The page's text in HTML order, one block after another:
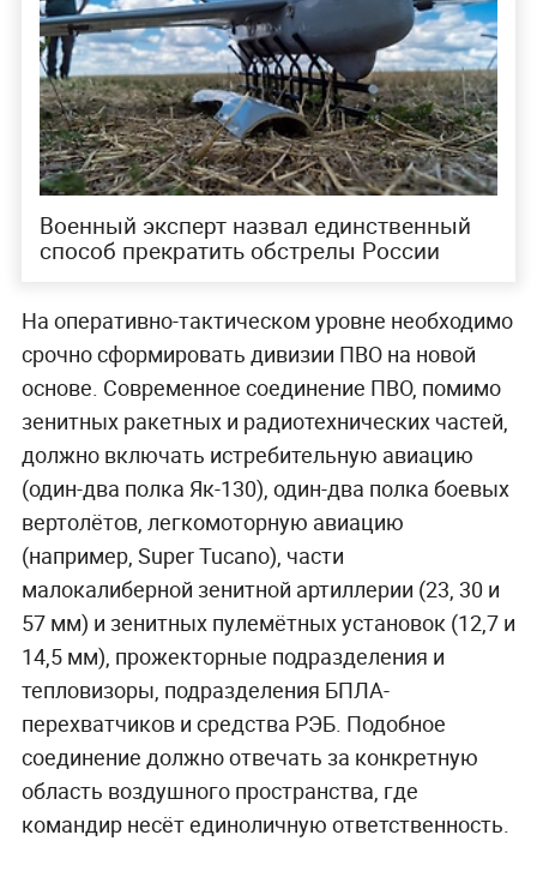
Военный эксперт назвал единственный
способ прекратить обстрелы России
На оперативно-тактическом уровне необходимо
срочно сформировать дивизии ПВО на новой
основе. Современное соединение ПВО, помимо
зенитных ракетных и радиотехнических частей,
должно включать истребительную авиацию
(один-два полка Як-130), один-два полка боевых
вертолётов, легкомоторную авиацию
(например, Super Tucano), части
малокалиберной зенитной артиллерии (23, 30 и
57 мм) и зенитных пулемётных установок (12,7 и
14,5 мм), прожекторные подразделения и
тепловизоры, подразделения БПЛА-
перехватчиков и средства РЭБ. Подобное
соединение должно отвечать за конкретную
область воздушного пространства, где
командир несёт единоличную ответственность.